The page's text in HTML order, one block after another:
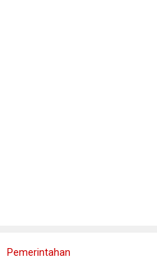
Pemerintahan